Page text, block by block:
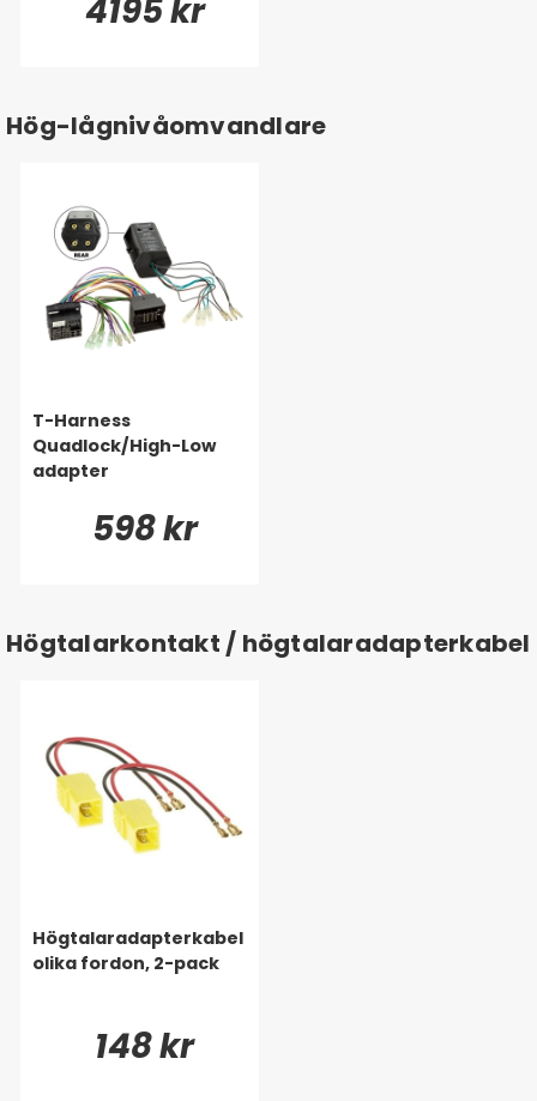
4195 kr
Hög-lågnivåomvandlare
T-Harness
Quadlock/High-Low
adapter
598 kr
Högtalarkontakt / högtalaradapterkabel
Högtalaradapterkabel
olika fordon, 2-pack
148 kr